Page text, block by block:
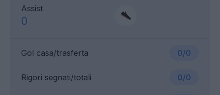
Assist
0
Gol casa/trasferta 0/0
Rigori segnati/totali 0/0